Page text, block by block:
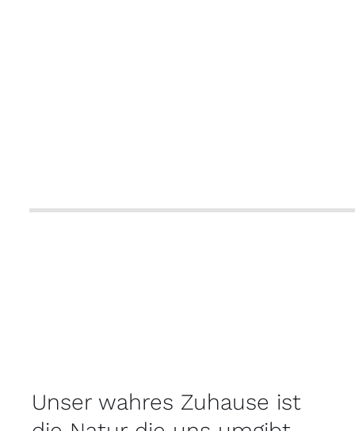
Unser wahres Zuhause ist